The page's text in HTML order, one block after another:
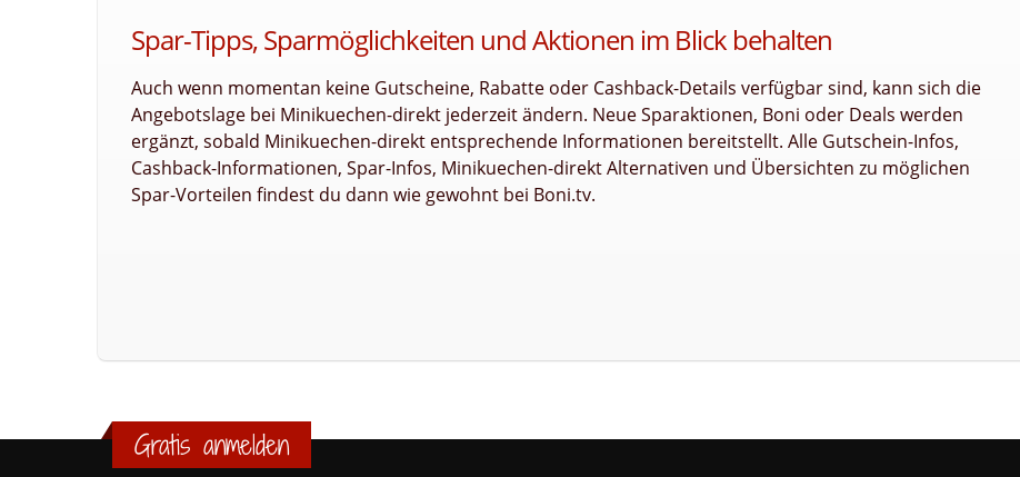
Spar-Tipps, Sparmöglichkeiten und Aktionen im Blick behalten
Auch wenn momentan keine Gutscheine, Rabatte oder Cashback-Details verfügbar sind, kann sich die
Angebotslage bei Minikuechen-direkt jederzeit ändern. Neue Sparaktionen, Boni oder Deals werden
ergänzt, sobald Minikuechen-direkt entsprechende Informationen bereitstellt. Alle Gutschein-Infos,
Cashback-Informationen, Spar-Infos, Minikuechen-direkt Alternativen und Übersichten zu möglichen
Spar-Vorteilen findest du dann wie gewohnt bei Boni.tv.
Gratis anmelden